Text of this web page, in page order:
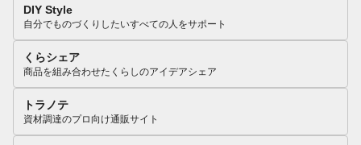
DIY Style
自分でものづくりしたいすべての人をサポート
くらシェア
商品を組み合わせたくらしのアイデアシェア
トラノテ
資材調達のプロ向け通販サイト